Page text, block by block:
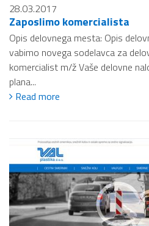
28.03.2017
Zaposlimo komercialista
Opis delovnega mesta: Opis
vabimo novega sodelavca za
komercialist m/ž Vaše delovne
plana...
Read more